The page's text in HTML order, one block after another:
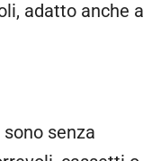
adatto anche a
senza